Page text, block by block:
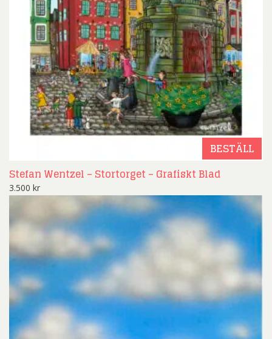
BESTÄLL
Stefan Wentzel – Stortorget – Grafiskt Blad
3.500 kr